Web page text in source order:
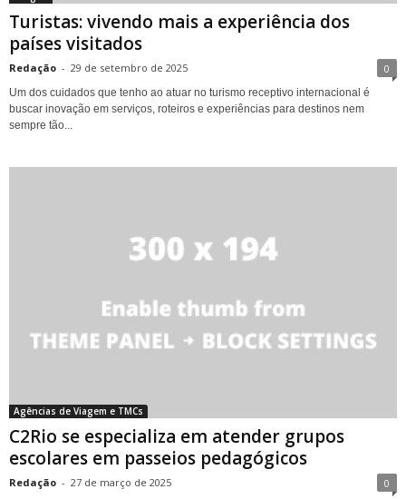
Turistas: vivendo mais a experiência dos
países visitados
Redação - 29 de setembro de 2025 0
Um dos cuidados que tenho ao atuar no turismo receptivo internacional é
buscar inovação em serviços, roteiros e experiências para destinos nem
sempre tão...
Agências de Viagem e TMCs
C2Rio se especializa em atender grupos
escolares em passeios pedagógicos
Redação - 27 de março de 2025 0